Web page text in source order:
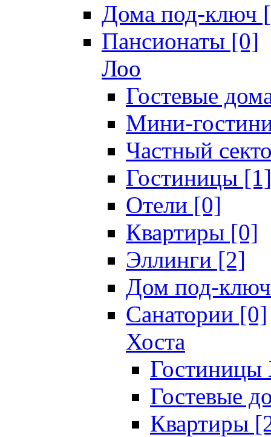
Дома под-ключ
Пансионаты [0]
Лоо
Гостевые
Мини-
Частный
Гостиницы [1]
Отели [0]
Квартиры [0]
Эллинги [2]
Дом под-
Санатории [0]
Хоста
Гостевые
Квартиры